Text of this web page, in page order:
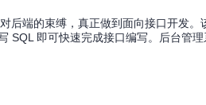
端的束缚，真正做到面向接口开发。
即可快速完成接口编写。后台管